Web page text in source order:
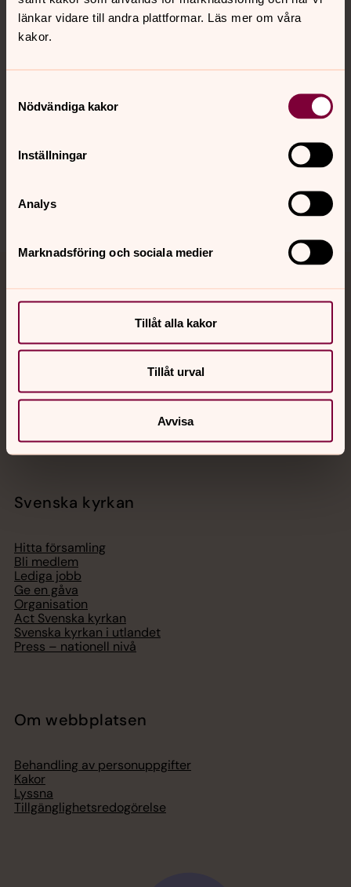
länkar vidare till andra plattformar. Läs mer om våra
kakor.
Nödvändiga kakor
Inställningar
Analys
Marknadsföring och sociala medier
Tillåt alla kakor
Tillåt urval
Avvisa
Kalender
Hitta snabbt
Sociala kanaler
Jourhavande präst
Akut samtals- och krisstöd. Prata eller chatta anonymt
med en präst på kvällar och nätter.
Chatt
Digitalt brev
Svenska kyrkan
Hitta församling
Bli medlem
Lediga jobb
Ge en gåva
Organisation
Act Svenska kyrkan
Svenska kyrkan i utlandet
Press – nationell nivå
Om webbplatsen
Behandling av personuppgifter
Kakor
Lyssna
Tillgänglighetsredogörelse